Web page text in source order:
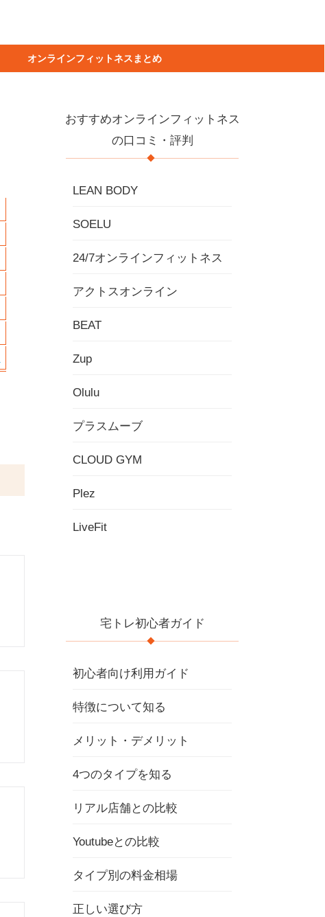
オンラインフィットネスまとめ
おすすめオンラインフィットネス
の口コミ・評判
LEAN BODY
SOELU
24/7オンラインフィットネス
アクトスオンライン
BEAT
Zup
Olulu
プラスムーブ
CLOUD GYM
Plez
LiveFit
宅トレ初心者ガイド
初心者向け利用ガイド
特徴について知る
メリット・デメリット
4つのタイプを知る
リアル店舗との比較
Youtubeとの比較
タイプ別の料金相場
正しい選び方